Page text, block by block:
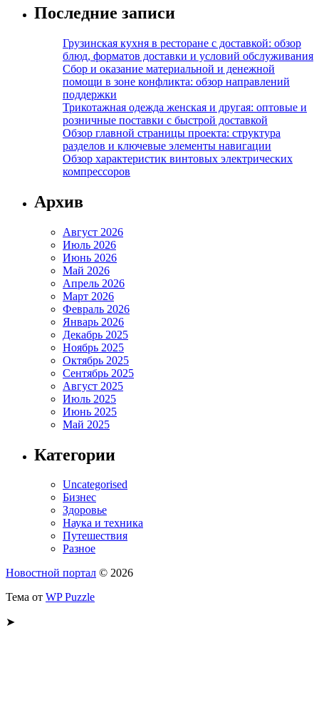
Последние записи
Грузинская кухня в ресторане с доставкой: обзор
блюд, форматов доставки и условий обслуживания
Сбор и оказание материальной и денежной
помощи в зоне конфликта: обзор направлений
поддержки
Трикотажная одежда женская и другая: оптовые и
розничные поставки с быстрой доставкой
Обзор главной страницы проекта: структура
разделов и ключевые элементы навигации
Обзор характеристик винтовых электрических
компрессоров
Архив
Август 2026
Июль 2026
Июнь 2026
Май 2026
Апрель 2026
Март 2026
Февраль 2026
Январь 2026
Декабрь 2025
Ноябрь 2025
Октябрь 2025
Сентябрь 2025
Август 2025
Июль 2025
Июнь 2025
Май 2025
Категории
Uncategorised
Бизнес
Здоровье
Наука и техника
Путешествия
Разное
Новостной портал © 2026
Тема от WP Puzzle
➤